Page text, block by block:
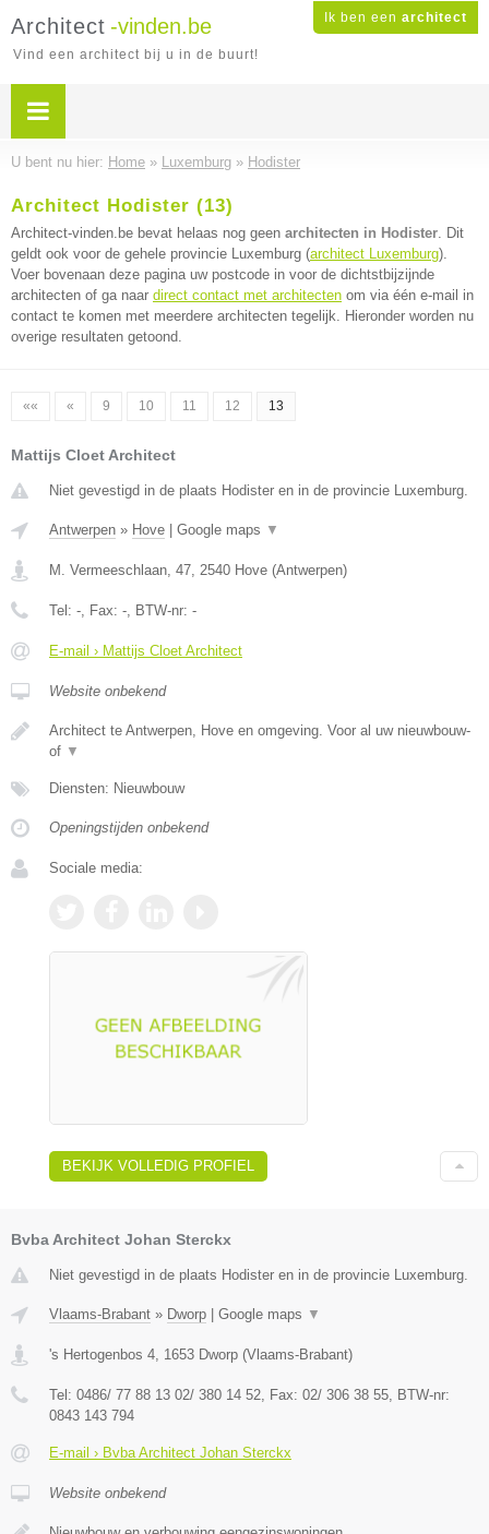
Ik ben een architect
Architect -vinden.be
Vind een architect bij u in de buurt!
U bent nu hier: Home » Luxemburg » Hodister
Architect Hodister (13)
Architect-vinden.be bevat helaas nog geen architecten in Hodister. Dit
geldt ook voor de gehele provincie Luxemburg (architect Luxemburg).
Voer bovenaan deze pagina uw postcode in voor de dichtstbijzijnde
architecten of ga naar direct contact met architecten om via één e-mail in
contact te komen met meerdere architecten tegelijk. Hieronder worden nu
overige resultaten getoond.
«« « 9 10 11 12 13
Mattijs Cloet Architect
Niet gevestigd in de plaats Hodister en in de provincie Luxemburg.
Antwerpen » Hove Google maps ▼
M. Vermeeschlaan, 47, 2540 Hove (Antwerpen)
Tel: -, Fax: -, BTW-nr: -
E-mail › Mattijs Cloet Architect
Website onbekend
Architect te Antwerpen, Hove en omgeving. Voor al uw nieuwbouw-
of ▼
Diensten: Nieuwbouw
Openingstijden onbekend
Sociale media:
BEKIJK VOLLEDIG PROFIEL
Bvba Architect Johan Sterckx
Niet gevestigd in de plaats Hodister en in de provincie Luxemburg.
Vlaams-Brabant » Dworp | Google maps ▼
's Hertogenbos 4 1653 Dworp (Vlaams-Brabant)
Tel: 0486/ 77 88 13 02/ 380 14 52 , Fax: 02/ 306 38 55 , BTW-nr:
0843 143 794
E-mail › Bvba Architect Johan Sterckx
Website onbekend